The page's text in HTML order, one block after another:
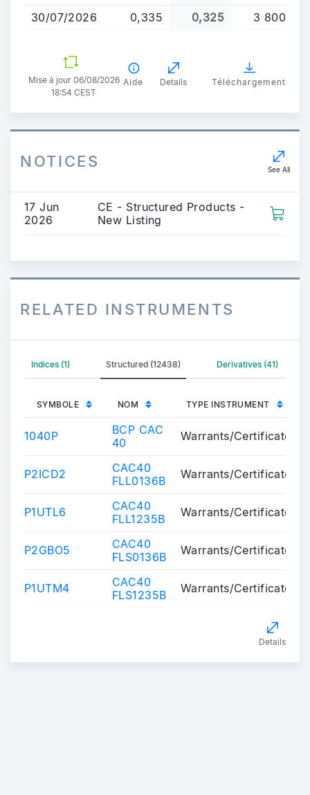
30/07/2026
0,335 0,325 3 800
Mise à jour 06/08/2026
18:54 CEST
Aide Details Téléchargement
NOTICES See All
17 Jun
2026
CE - Structured Products -
New Listing
RELATED INSTRUMENTS
Indices (1) Structured (12438) Derivatives (41)
SYMBOLE NOM TYPE INSTRUMENT
1040P
BCP CAC
40
Warrants/Certificates
P2ICD2
CAC40
FLL0136B
Warrants/Certificates
P1UTL6
CAC40
FLL1235B
Warrants/Certificates
P2GBO5
CAC40
FLS0136B
Warrants/Certificates
P1UTM4
CAC40
FLS1235B
Warrants/Certificates
Details